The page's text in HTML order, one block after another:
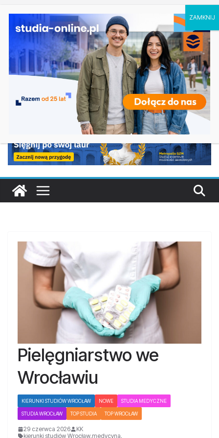
Ostatnie wpisy: Ratownictwo medyczne w Olsztynie
Logistyka w Koszalinie
Informatyka w Nysie
Filozofia w Szczecinie
Geografia w Gdańsku
Pielęgniarstwo we
Wrocławiu
KIERUNKI STUDIÓW WROCŁAW NOWE STUDIA MEDYCZNE
STUDIA WROCŁAW TOP STUDIA TOP WROCŁAW
29 czerwca 2026
KK
kierunki studiów Wrocław,medycyna,